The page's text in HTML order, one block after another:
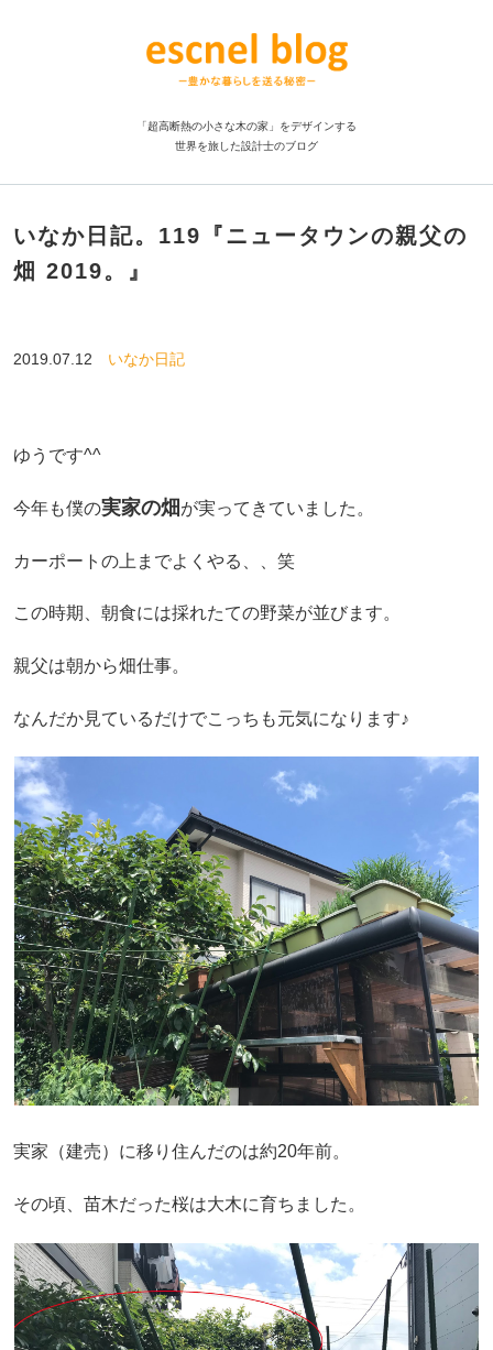
「超高断熱の小さな木の家」をデザインする
世界を旅した設計士のブログ
いなか日記。119『ニュータウンの親父の
畑 2019。』
2019.07.12 いなか日記
ゆうです^^
今年も僕の実家の畑 が実ってきていました。
カーポートの上までよくやる、、笑
この時期、朝食には採れたての野菜が並びます。
親父は朝から畑仕事。
なんだか見ているだけでこっちも元気になります♪
実家（建売）に移り住んだのは約20年前。
その頃、苗木だった桜は大木に育ちました。